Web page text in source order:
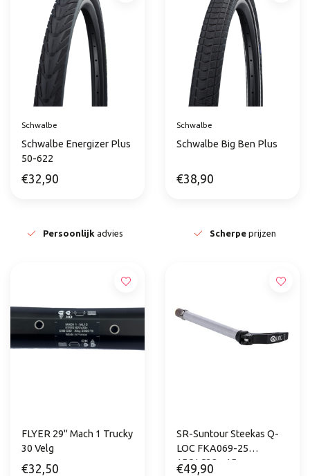
Schwalbe
Schwalbe Energizer Plus
50-622
€32,90
Schwalbe
Schwalbe Big Ben Plus
€38,90
Persoonlijkadvies Scherpe prijzen
FLYER 29" Mach 1 Trucky
30 Velg
€32,50
SR-Suntour Steekas Q-
LOC FKA069-25
15QLC32 - 15mm
€49,90